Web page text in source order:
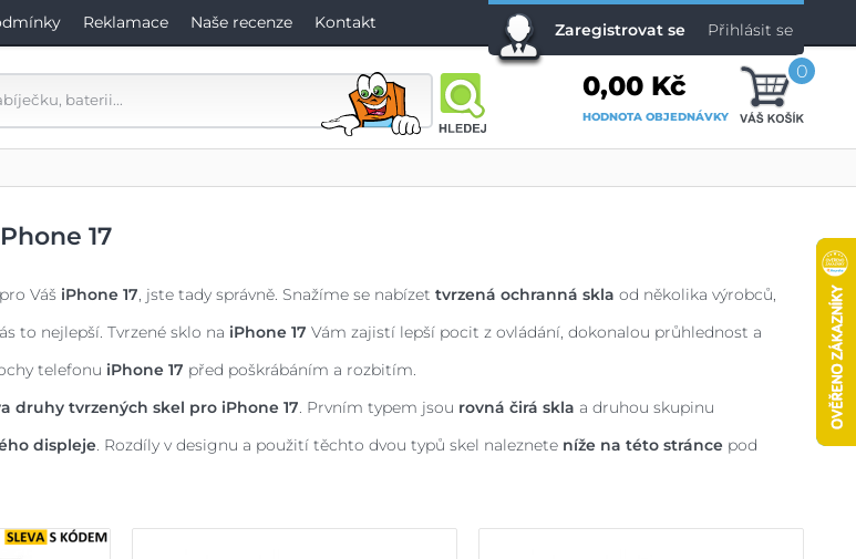
Reklamace Naše recenze Kontakt Zaregistrovat se Přihlásit se
0,00 Kč
HODNOTA OBJEDNÁVKY
0
17
Váš iPhone 17, jste tady správně. Snažíme se nabízet tvrzená ochranná skla od několika výrobců,
to nejlepší. Tvrzené sklo na iPhone 17 Vám zajistí lepší pocit z ovládání, dokonalou průhlednost a
telefonu iPhone 17 před poškrábáním a rozbitím.
druhy tvrzených skel pro iPhone 17. Prvním typem jsou rovná čirá skla a druhou skupinu
displeje. Rozdíly v designu a použití těchto dvou typů skel naleznete níže na této stránce pod